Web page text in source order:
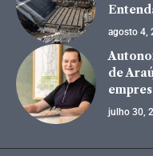
agosto 4,
de
julho 30,